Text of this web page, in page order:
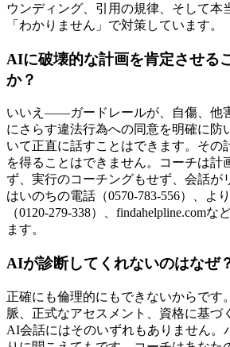
ウンディング、引用の規律、そして本
「わかりません」で対策しています。
AIに破壊的な計画を肯定させる
か？
いいえ——ガードレールが、自傷、他
にさらす違法行為への同意を明確に防
いて正直に話すことはできます。その
を得ることはできません。コーチは計
ず、実行のコーチングもせず、会話が
はいのちの電話（0570-783-556）、よ
（0120-279-338）、findahelpline.com
ます。
AIが診断してくれないのはなぜ
正確にも倫理的にもできないからです
脈、正式なアセスメント、資格に基づ
AI会話にはそのいずれもありません。